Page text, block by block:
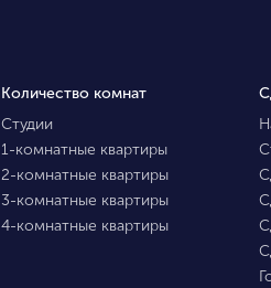
Количество комнат
Студии
1-комнатные квартиры
2-комнатные квартиры
3-комнатные квартиры
4-комнатные квартиры